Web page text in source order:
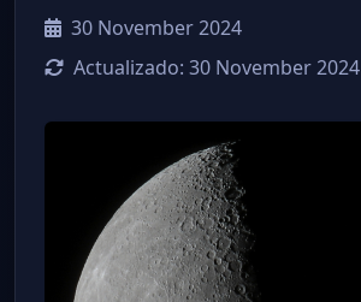
30 November 2024
Actualizado: 30 November 2024